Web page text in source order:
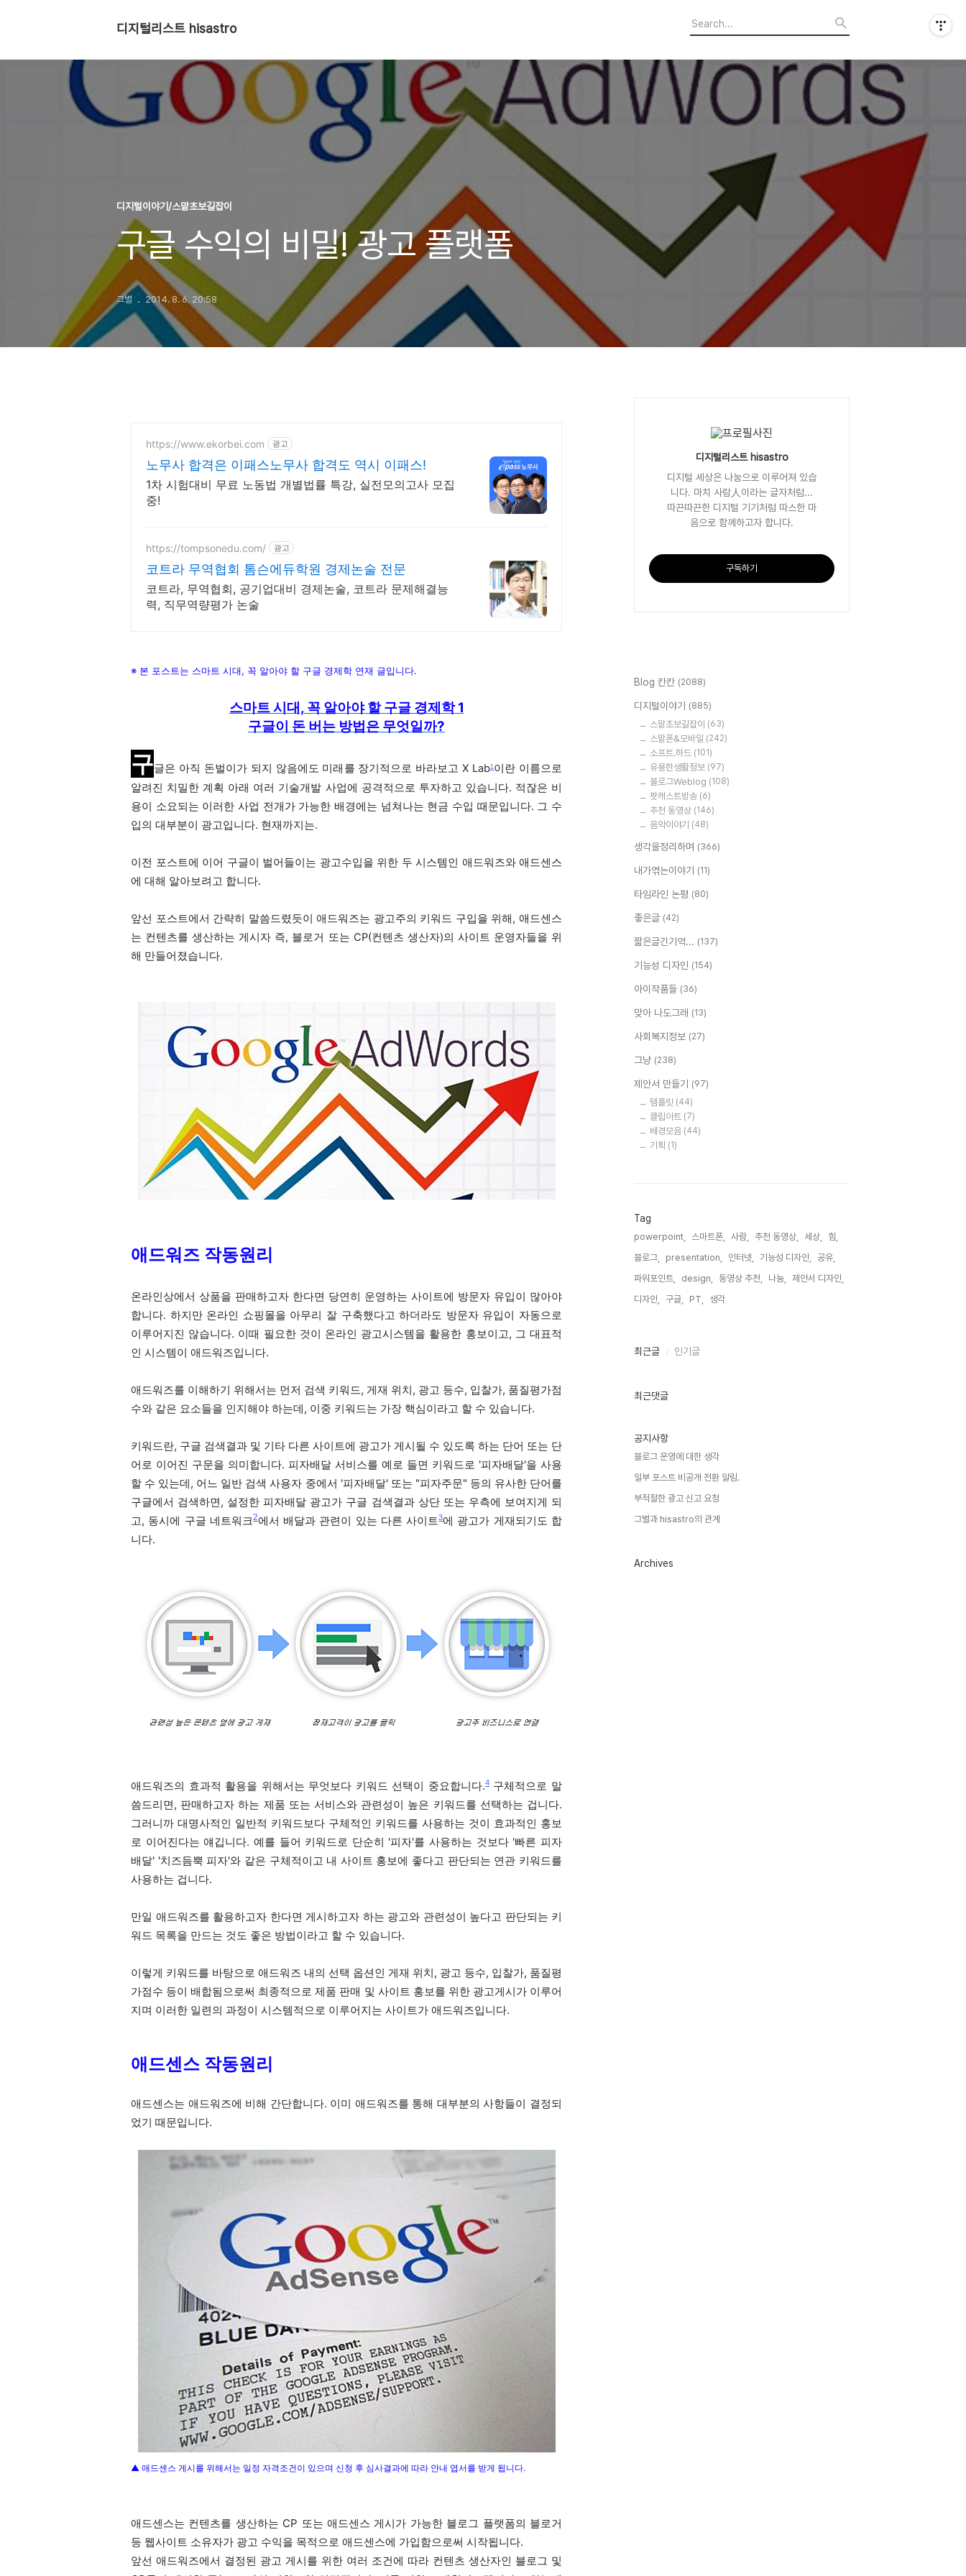
디지털리스트 hisastro
디지털이야기/스맡초보길잡이
구글 수익의 비밀! 광고 플랫폼
그별 2014. 8. 6. 20:58
https://www.ekorbei.com 광고
노무사 합격은 이패스노무사 합격도 역시 이패스!
1차 시험대비 무료 노동법 개별법률 특강, 실전모의고사 모집
중!
https://tompsonedu.com/ 광고
코트라 무역협회 톰슨에듀학원 경제논술 전문
코트라, 무역협회, 공기업대비 경제논술, 코트라 문제해결능
력, 직무역량평가 논술
※ 본 포스트는 스마트 시대, 꼭 알아야 할 구글 경제학 연재 글입니다.
스마트 시대, 꼭 알아야 할 구글 경제학 1
구글이 돈 버는 방법은 무엇일까?
구글은 아직 돈벌이가 되지 않음에도 미래를 장기적으로 바라보고X Lab1 이란 이름으로
알려진 치밀한 계획 아래 여러 기술개발 사업에 공격적으로 투자하고 있습니다. 적잖은 비
용이 소요되는 이러한 사업 전개가 가능한 배경에는 넘쳐나는 현금 수입 때문입니다. 그 수
입의 대부분이 광고입니다. 현재까지는.
이전 포스트에 이어 구글이 벌어들이는 광고수입을 위한 두 시스템인 애드워즈와 애드센스
에 대해 알아보려고 합니다.
앞선 포스트에서 간략히 말씀드렸듯이 애드워즈는 광고주의 키워드 구입을 위해, 애드센스
는 컨텐츠를 생산하는 게시자 즉, 블로거 또는 CP(컨텐츠 생산자)의 사이트 운영자들을 위
해 만들어졌습니다.
애드워즈 작동원리
온라인상에서 상품을 판매하고자 한다면 당연히 운영하는 사이트에 방문자 유입이 많아야
합니다. 하지만 온라인 쇼핑몰을 아무리 잘 구축했다고 하더라도 방문자 유입이 자동으로
이루어지진 않습니다. 이때 필요한 것이 온라인 광고시스템을 활용한 홍보이고, 그 대표적
인 시스템이 애드워즈입니다.
애드워즈를 이해하기 위해서는 먼저 검색 키워드, 게재 위치, 광고 등수, 입찰가, 품질평가점
수와 같은 요소들을 인지해야 하는데, 이중 키워드는 가장 핵심이라고 할 수 있습니다.
키워드란, 구글 검색결과 및 기타 다른 사이트에 광고가 게시될 수 있도록 하는 단어 또는 단
어로 이어진 구문을 의미합니다. 피자배달 서비스를 예로 들면 키워드로 '피자배달'을 사용
할 수 있는데, 어느 일반 검색 사용자 중에서 '피자배달' 또는 "피자주문" 등의 유사한 단어를
구글에서 검색하면, 설정한 피자배달 광고가 구글 검색결과 상단 또는 우측에 보여지게 되
고, 동시에 구글 네트워크2에서 배달과 관련이 있는 다른 사이트3에 광고가 게재되기도 합
니다.
애드워즈의 효과적 활용을 위해서는 무엇보다 키워드 선택이 중요합니다.4구체적으로 말
씀드리면, 판매하고자 하는 제품 또는 서비스와 관련성이 높은 키워드를 선택하는 겁니다.
그러니까 대명사적인 일반적 키워드보다 구체적인 키워드를 사용하는 것이 효과적인 홍보
로 이어진다는 얘깁니다. 예를 들어 키워드로 단순히 '피자'를 사용하는 것보다 '빠른 피자
배달' '치즈듬뿍 피자'와 같은 구체적이고 내 사이트 홍보에 좋다고 판단되는 연관 키워드를
사용하는 겁니다.
만일 애드워즈를 활용하고자 한다면 게시하고자 하는 광고와 관련성이 높다고 판단되는 키
워드 목록을 만드는 것도 좋은 방법이라고 할 수 있습니다.
이렇게 키워드를 바탕으로 애드워즈 내의 선택 옵션인 게재 위치, 광고 등수, 입찰가, 품질평
가점수 등이 배합됨으로써 최종적으로 제품 판매 및 사이트 홍보를 위한 광고게시가 이루어
지며 이러한 일련의 과정이 시스템적으로 이루어지는 사이트가 애드워즈입니다.
애드센스 작동원리
애드센스는 애드워즈에 비해 간단합니다. 이미 애드워즈를 통해 대부분의 사항들이 결정되
었기 때문입니다.
▲ 애드센스 게시를 위해서는 일정 자격조건이 있으며 신청 후 심사결과에 따라 안내 엽서를 받게 됩니다.
애드센스는 컨텐츠를 생산하는 CP 또는 애드센스 게시가 가능한 블로그 플랫폼의 블로거
등 웹사이트 소유자가 광고 수익을 목적으로 애드센스에 가입함으로써 시작됩니다.
앞선 애드워즈에서 결정된 광고 게시를 위한 여러 조건에 따라 컨텐츠 생산자인 블로그 및
디지털리스트 hisastro
디지털 세상은 나눔으로 이루어져 있습
니다. 마치 사람人이라는 글자처럼...
따끈따끈한 디지털 기기처럼 따스한 마
음으로 함께하고자 합니다.
구독하기
Blog 칸칸 (2088)
디지털이야기 (885)
스맡초보길잡이 (63)
스맡폰&모바일 (242)
소프트.하드 (101)
유용한생활정보 (97)
블로그Weblog (108)
팟캐스트방송 (6)
추천 동영상 (146)
음악이야기 (48)
생각을정리하며 (366)
내가엮는이야기 (11)
타임라인 논평 (80)
좋은글 (42)
짧은글긴기억... (137)
기능성 디자인 (154)
아이작품들 (36)
맞아 나도그래 (13)
사회복지정보 (27)
그냥 (238)
제안서 만들기 (97)
템플릿 (44)
클립아트 (7)
배경모음 (44)
기획 (1)
Tag
powerpoint, 스마트폰, 사람, 추천 동영상, 세상,
힘,
블로그,
presentation, 인터넷, 기능성 디자인,
공유,
파워포인트,
design, 동영상 추천, 나눔,
제안서 디자인,
디자인,
구글, PT, 생각,
최
인
최근글 인기글
최근댓글
공지사항
블로그 운영에 대한 생각
일부 포스트 비공개 전환 알림.
부적절한 광고 신고 요청
그별과 hisastro의 관계
Archives